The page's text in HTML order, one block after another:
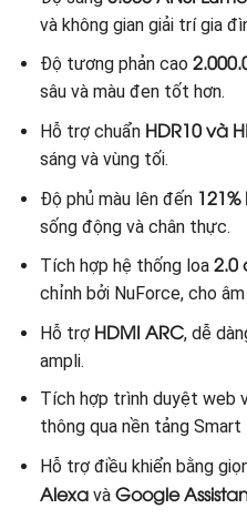
và không gian giải trí gia
Độ tương phản cao
sâu và màu đen tốt hơn.
Hỗ trợ chuẩn HDR10 và
sáng và vùng tối.
Độ phủ màu lên đến
sống động và chân thực.
Tích hợp hệ thống loa 2.0
chỉnh bởi NuForce, cho
Hỗ trợ HDMI ARC, dễ
ampli.
Tích hợp trình duyệt web
thông qua nền tảng Smart
Hỗ trợ điều khiển bằng
Alexavà Google